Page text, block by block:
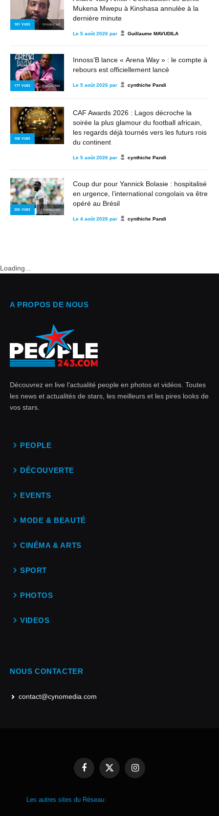
181 VUES © PEOPLE 243
Mukena Mwepu à Kinshasa annulée à la
dernière minute
Le 5 août 2026 par Guillaume MAVUDILA
177 VUES © INSTAGRAM
Innoss’B lance « Arena Way » : le compte à
rebours est officiellement lancé
Le 5 août 2026 par cynthiche Pandi
168 VUES © INSTAGRAM
CAF Awards 2026 : Lagos décroche la
soirée la plus glamour du football africain,
les regards déjà tournés vers les futurs rois
du continent
Le 5 août 2026 par cynthiche Pandi
255 VUES © STRONG2KIN
Coup dur pour Yannick Bolasie : hospitalisé
en urgence, l’international congolais va être
opéré au Brésil
Le 4 août 2026 par cynthiche Pandi
Loading...
A PROPOS DE NOUS
Découvrez en live l'actualité people en photos et vidéos. Toutes
les news et actualités de stars, les meilleurs et les pires looks de
vos stars.
PEOPLE
DÉCOUVERTE
EVENTS
MODE & BEAUTÉ
CINÉMA & ARTS
SPORT
PHOTOS
VIDEOS
NOUS CONTACTER
contact@cynomedia.com
FacebookX
Instagram
Les autres sites du Réseau: